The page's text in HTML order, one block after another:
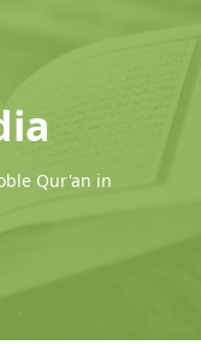
Qur'an in